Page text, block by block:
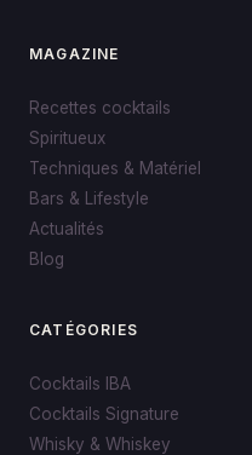
MAGAZINE
Recettes cocktails
Spiritueux
Techniques & Matériel
Bars & Lifestyle
Actualités
Blog
CATÉGORIES
Cocktails IBA
Cocktails Signature
Whisky & Whiskey